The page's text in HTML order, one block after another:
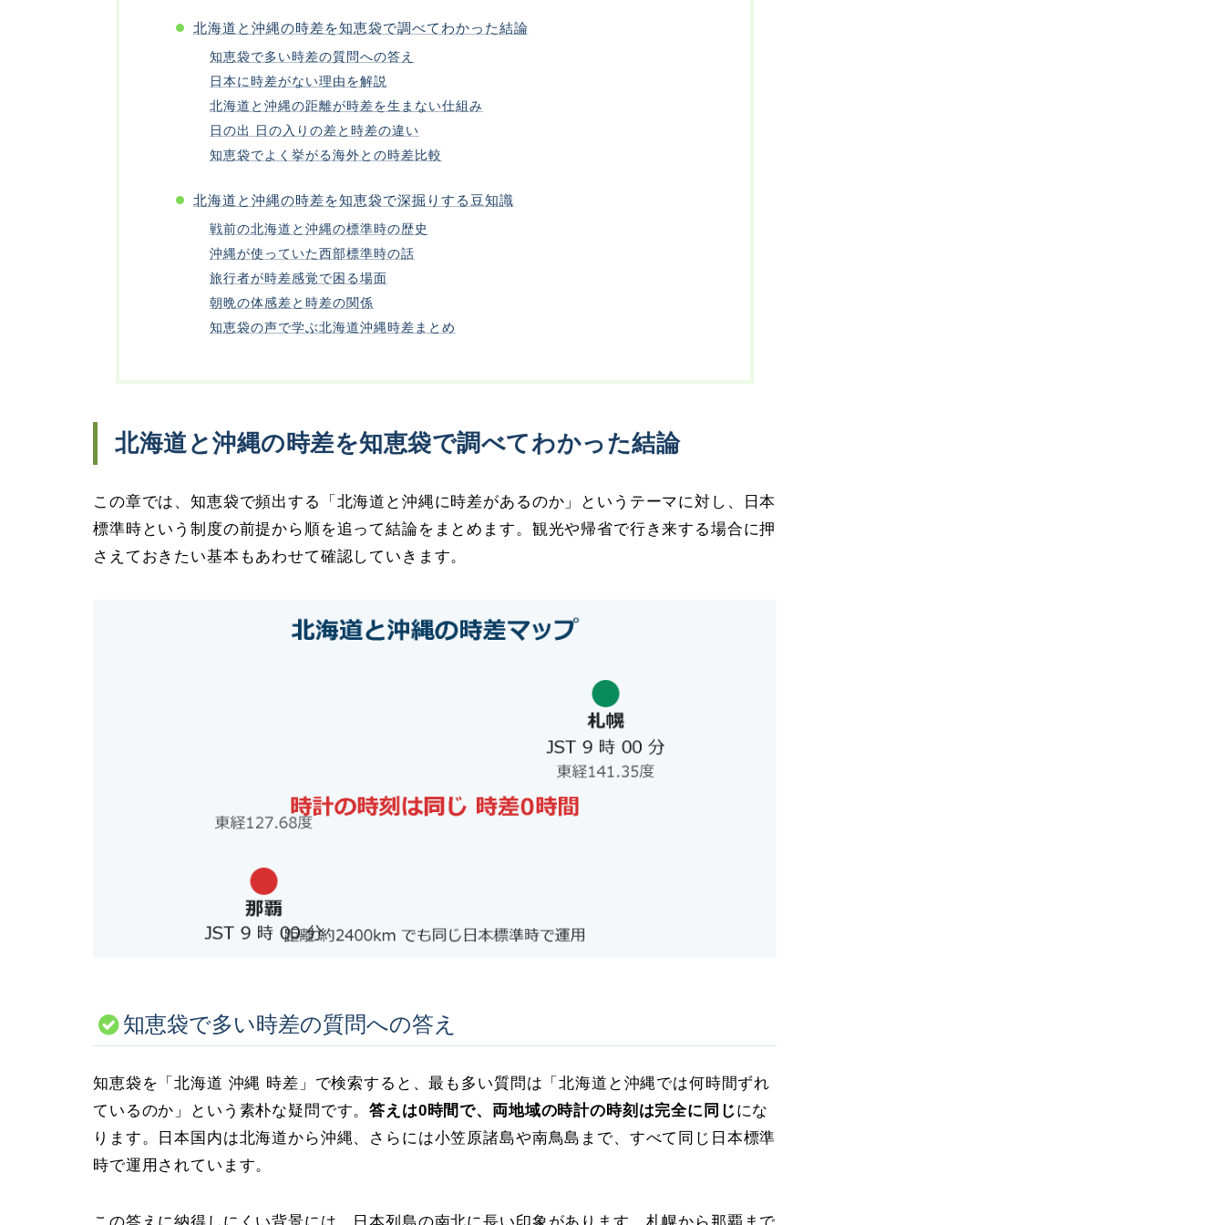
北海道と沖縄の時差を知恵袋で調べてわかった結論
知恵袋で多い時差の質問への答え
日本に時差がない理由を解説
北海道と沖縄の距離が時差を生まない仕組み
日の出 日の入りの差と時差の違い
知恵袋でよく挙がる海外との時差比較
北海道と沖縄の時差を知恵袋で深掘りする豆知識
戦前の北海道と沖縄の標準時の歴史
沖縄が使っていた西部標準時の話
旅行者が時差感覚で困る場面
朝晩の体感差と時差の関係
知恵袋の声で学ぶ北海道沖縄時差まとめ
北海道と沖縄の時差を知恵袋で調べてわかった結論
この章では、知恵袋で頻出する「北海道と沖縄に時差があるのか」というテーマに対し、日本
標準時という制度の前提から順を追って結論をまとめます。観光や帰省で行き来する場合に押
さえておきたい基本もあわせて確認していきます。
知恵袋で多い時差の質問への答え
知恵袋を「北海道 沖縄 時差」で検索すると、最も多い質問は「北海道と沖縄では何時間ずれ
ているのか」という素朴な疑問です。答えは0時間で、両地域の時計の時刻は完全に同じにな
ります。日本国内は北海道から沖縄、さらには小笠原諸島や南鳥島まで、すべて同じ日本標準
時で運用されています。